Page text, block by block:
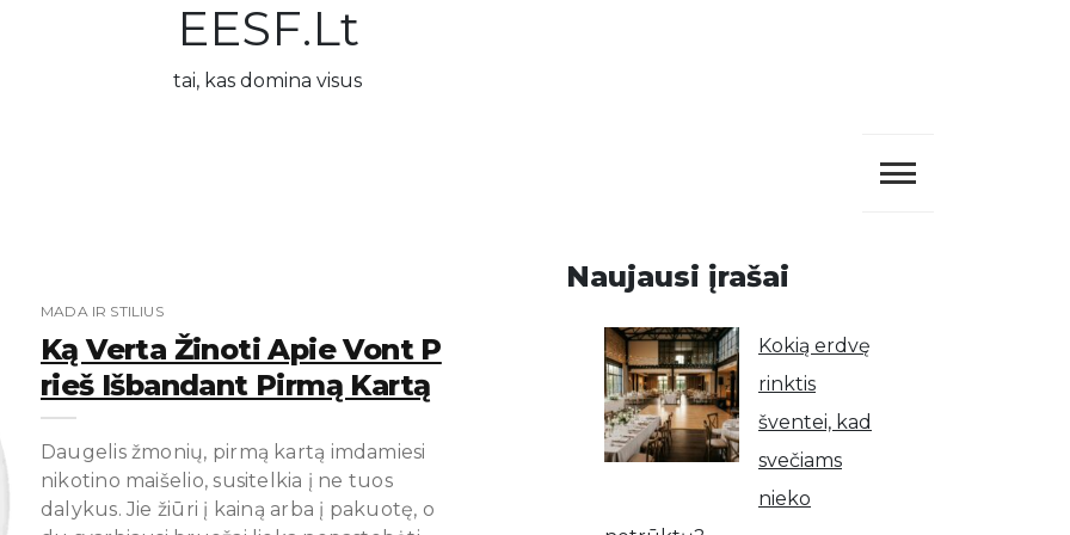
EESF.lt
tai, kas domina visus
MADA IR STILIUS
Ką Verta Žinoti Apie Vont P
Rieš Išbandant Pirmą Kartą
Daugelis žmonių, pirmą kartą imdamiesi
nikotino maišelio, susitelkia į ne tuos
dalykus. Jie žiūri į kainą arba į pakuotę, o
Naujausi įrašai
Kokią erdvę
rinktis
šventei, kad
svečiams
nieko